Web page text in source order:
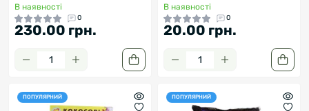
В наявності
0
230.00 грн.
В наявності
0
20.00 грн.
ПОПУЛЯРНИЙ ПОПУЛЯРНИЙ